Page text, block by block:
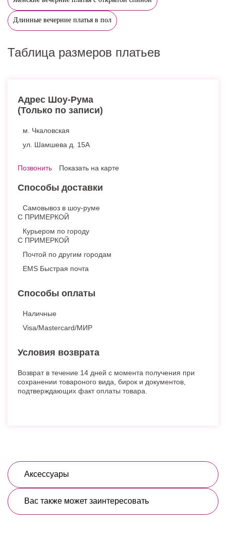
Длинные вечерние платья в пол
Таблица размеров платьев
Адрес Шоу-Рума
(Только по записи)
м. Чкаловская
ул. Шамшева д. 15А
Позвонить Показать на карте
Способы доставки
Самовывоз в шоу-руме
С ПРИМЕРКОЙ
Курьером по городу
С ПРИМЕРКОЙ
Почтой по другим городам
EMS Быстрая почта
Способы оплаты
Наличные
Visa/Mastercard/МИР
Условия возврата
Возврат в течение 14 дней с момента получения при
сохранении товароного вида, бирок и документов,
подтверждающих факт оплаты товара.
Аксессуары
Вас также может заинтересовать